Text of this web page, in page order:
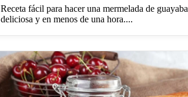
Receta fácil para hacer una mermelada de guayaba
deliciosa y en menos de una hora....